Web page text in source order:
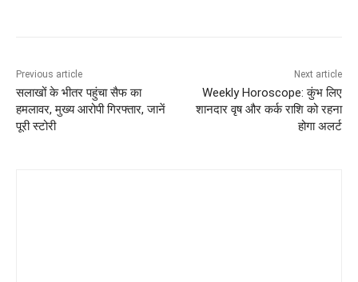
Previous article
सलाखों के भीतर पहुंचा सैफ का
हमलावर, मुख्य आरोपी गिरफ्तार, जानें
पूरी स्टोरी
Next article
Weekly Horoscope: कुंभ लिए
शानदार वृष और कर्क राशि को रहना
होगा अलर्ट